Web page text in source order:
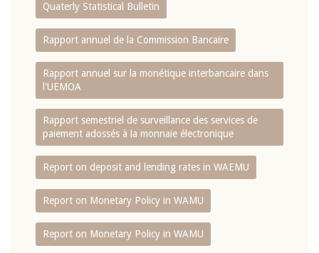
Quaterly Statistical Bulletin
Rapport annuel de la Commission Bancaire
Rapport annuel sur la monétique interbancaire dans
l'UEMOA
Rapport semestriel de surveillance des services de
paiement adossés à la monnaie électronique
Report on deposit and lending rates in WAEMU
Report on Monetary Policy in WAMU
Report on Monetary Policy in WAMU